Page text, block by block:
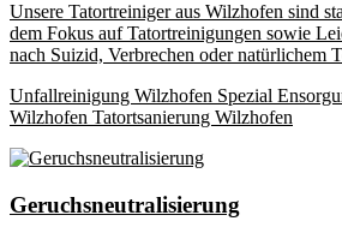
Unsere Tatortreiniger aus Wilzhofen sind
dem Fokus auf Tatortreinigungen sowie
nach Suizid, Verbrechen oder natürlichem
Unfallreinigung Wilzhofen Spezial
Wilzhofen Tatortsanierung Wilzhofen
Geruchsneutralisierung